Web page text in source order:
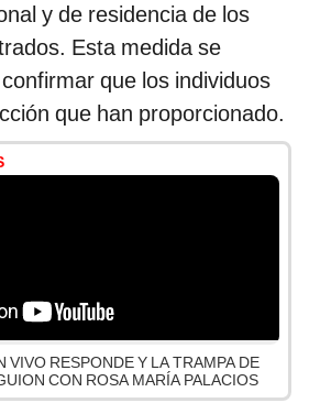
y de residencia de los
Esta medida se
que los individuos
que han proporcionado.
VIVO RESPONDE Y LA TRAMPA DE
CON ROSA MARÍA PALACIOS